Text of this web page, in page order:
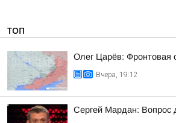
ТОП
Олег Царёв: Фронтовая
Вчера, 19:12
Сергей Мардан: Вопрос